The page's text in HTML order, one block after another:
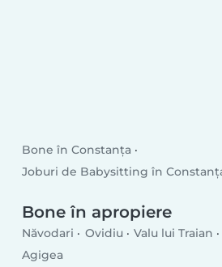
Bone în Constanța
Joburi de Babysitting în
Bone în apropiere
Năvodari Ovidiu Valu lui Traian
Agigea